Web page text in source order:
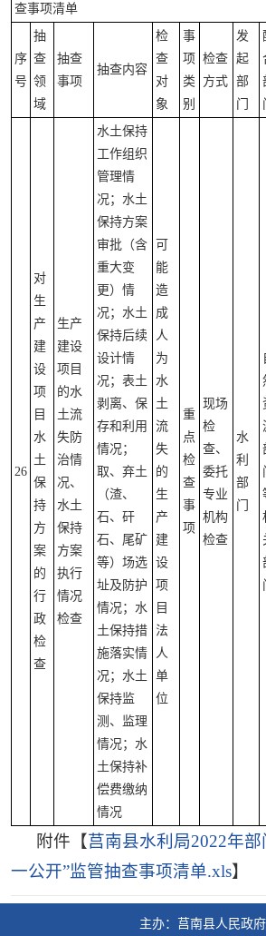
查事项清单
序
号
抽
查
领
域
抽查
事项
抽查内容
检
查
对
象
事
项
类
别
检查
方式
发
起
部
门
26
对
生
产
建
设
项
目
水
土
保
持
方
案
的
行
政
检
查
生产
建设
项目
的水
土流
失防
治情
况、
水土
保持
方案
执行
情况
检查
水土保持
工作组织
管理情
况；水土
保持方案
审批（含
重大变
更）情
况；水土
保持后续
设计情
况；表土
剥离、保
存和利用
情况；
取、弃土
（渣、
石、矸
石、尾矿
等）场选
址及防护
情况；水
土保持措
施落实情
况；水土
保持监
测、监理
情况；水
土保持补
偿费缴纳
情况
可
能
造
成
人
为
水
土
流
失
的
生
产
建
设
项
目
法
人
单
位
重
点
检
查
事
项
现场
检
查、
委托
专业
机构
检查
水
利
部
门
附件【莒南县水利局2022年部
一公开”监管抽查事项清单.xls】
主办：莒南县人民政府